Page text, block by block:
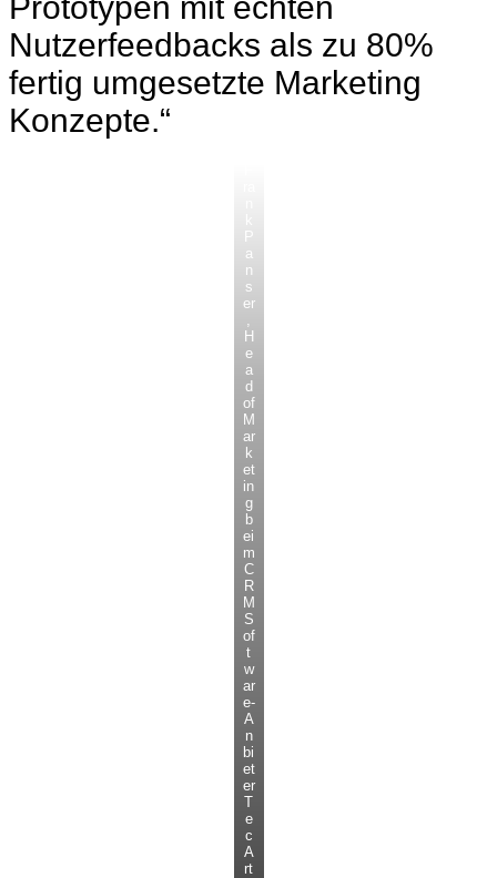
Nutzerfeedbacks als zu 80%
fertig umgesetzte Marketing
Konzepte.“
P
a
n
s
er
H
e
a
d
of
M
ar
k
et
in
g
b
ei
m
C
R
M
S
of
t
w
ar
e-
A
n
bi
et
er
T
e
c
A
rt